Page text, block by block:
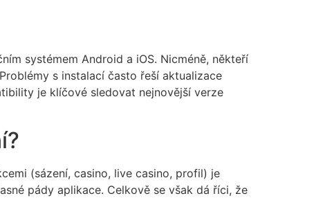
systémem Android a iOS. Nicméně, někteří
s instalací často řeší aktualizace
je klíčové sledovat nejnovější verze
(sázení, casino, live casino, profil) je
pády aplikace. Celkově se však dá říci, že